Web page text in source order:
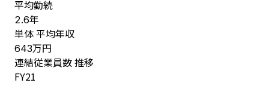
平均勤続
2.6年
単体 平均年収
643万円
連結従業員数 推移
FY21